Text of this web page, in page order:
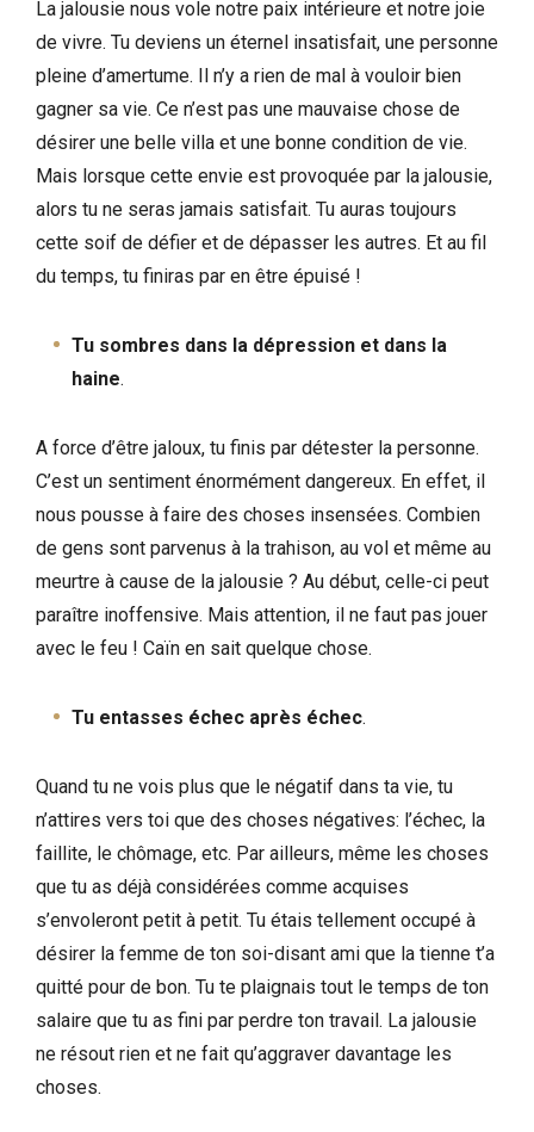
La jalousie nous vole notre paix intérieure et notre joie
de vivre. Tu deviens un éternel insatisfait, une personne
pleine d’amertume. Il n’y a rien de mal à vouloir bien
gagner sa vie. Ce n’est pas une mauvaise chose de
désirer une belle villa et une bonne condition de vie.
Mais lorsque cette envie est provoquée par la jalousie,
alors tu ne seras jamais satisfait. Tu auras toujours
cette soif de défier et de dépasser les autres. Et au fil
du temps, tu finiras par en être épuisé !
Tu sombres dans la dépression et dans la
haine.
A force d’être jaloux, tu finis par détester la personne.
C’est un sentiment énormément dangereux. En effet, il
nous pousse à faire des choses insensées. Combien
de gens sont parvenus à la trahison, au vol et même au
meurtre à cause de la jalousie ? Au début, celle-ci peut
paraître inoffensive. Mais attention, il ne faut pas jouer
avec le feu ! Caïn en sait quelque chose.
Tu entasses échec après échec.
Quand tu ne vois plus que le négatif dans ta vie, tu
n’attires vers toi que des choses négatives: l’échec, la
faillite, le chômage, etc. Par ailleurs, même les choses
que tu as déjà considérées comme acquises
s’envoleront petit à petit. Tu étais tellement occupé à
désirer la femme de ton soi-disant ami que la tienne t’a
quitté pour de bon. Tu te plaignais tout le temps de ton
salaire que tu as fini par perdre ton travail. La jalousie
ne résout rien et ne fait qu’aggraver davantage les
choses.